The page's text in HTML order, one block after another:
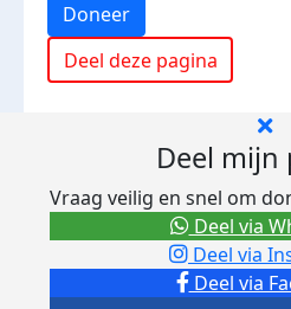
Doneer
Deel deze pagina
Deel mijn
Vraag veilig en snel om
Deel via
Deel via
Deel via